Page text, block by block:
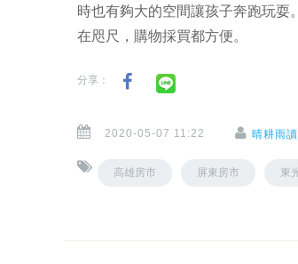
時也有夠大的空間讓孩子奔跑玩
在咫尺，購物採買都方便。
分享：
2020-05-07 11:22 晴耕雨
高雄房市 屏東房市 東